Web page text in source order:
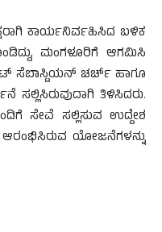
ಕಾರ್ಯನಿರ್ವಹಿಸಿದ ಬಳಿಕ
ಮಂಗಳೂರಿಗೆ ಆಗಮಿಸಿ
ಸೆಬಾಸ್ಟಿಯನ್ ಚರ್ಚ್ ಹಾಗೂ
ಸಲ್ಲಿಸಿರುವುದಾಗಿ ತಿಳಿಸಿದರು.
ಸೇವೆ ಸಲ್ಲಿಸುವ ಉದ್ದೇಶ
ಯೋಜನೆಗಳನ್ನು